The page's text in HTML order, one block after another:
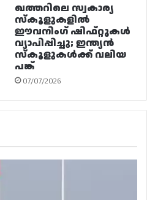
ഖത്തറിലെ സ്വകാര്യ
സ്കൂളുകളിൽ
ഈവനിംഗ് ഷിഫ്റ്റുകൾ
വ്യാപിപ്പിച്ചു; ഇന്ത്യൻ
സ്കൂളുകൾക്ക് വലിയ
പങ്ക്
07/07/2026